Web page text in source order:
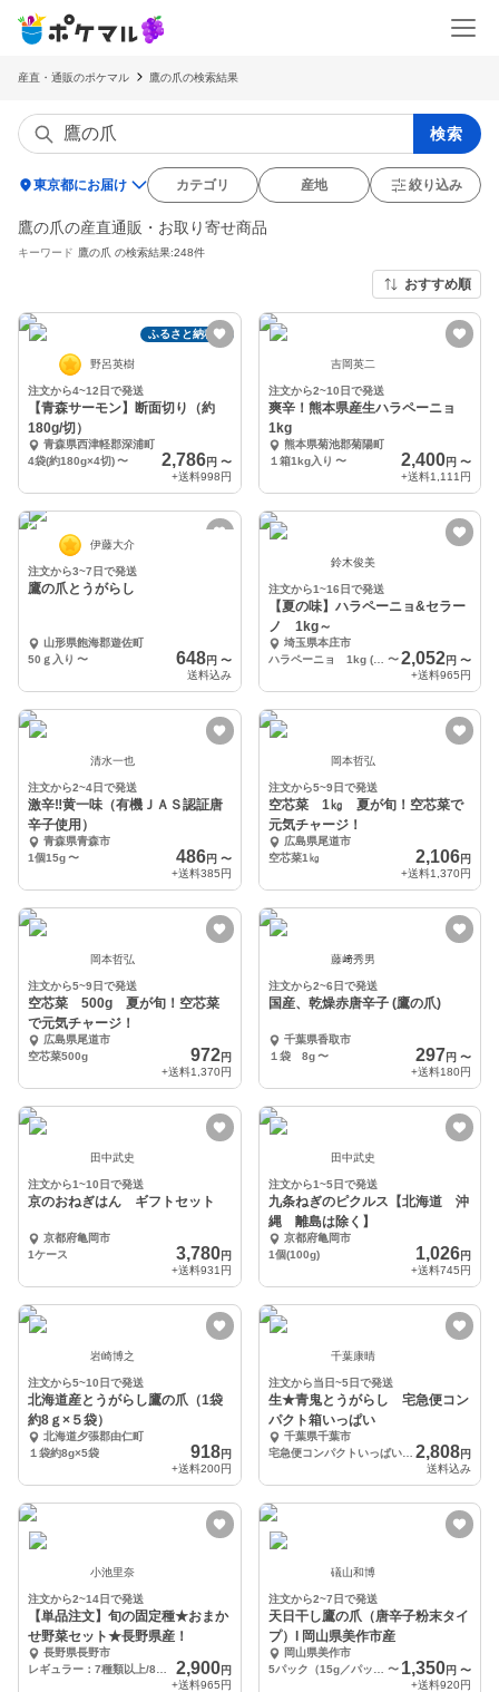
産直・通販のポケマル 鷹の爪の検索結果
検索
location_on東京都にお届け カテゴリ 産地 絞り込み
鷹の爪の産直通販・お取り寄せ商品
キーワード 鷹の爪 の検索結果:248件
おすすめ順
ふるさと納税可
野呂英樹
注文から4~12日で発送
【青森サーモン】断面切り（約
180g/切）
青森県西津軽郡深浦町
4袋(約180g×4切)〜 2,786円 〜
+送料998円
吉岡英二
注文から2~10日で発送
爽辛！熊本県産生ハラペーニョ
1kg
熊本県菊池郡菊陽町
１箱1kg入り 〜 2,400円 〜
+送料1,111円
伊藤大介
注文から3~7日で発送
鷹の爪とうがらし
山形県飽海郡遊佐町
50ｇ入り 〜 648円 〜
送料込み
鈴木俊美
注文から1~16日で発送
【夏の味】ハラペーニョ&セラー
ノ 1kg～
埼玉県本庄市
ハラペーニョ 1kg (個体の大きさによりますが40-80くらい)
〜2,052円 〜
+送料965円
清水一也
注文から2~4日で発送
激辛‼️黄一味（有機ＪＡＳ認証唐
辛子使用）
青森県青森市
1個15g〜 486円 〜
+送料385円
岡本哲弘
注文から5~9日で発送
空芯菜 1㎏ 夏が旬！空芯菜で
元気チャージ！
広島県尾道市
空芯菜1㎏
2,106円
+送料1,370円
岡本哲弘
注文から5~9日で発送
空芯菜 500g 夏が旬！空芯菜
で元気チャージ！
広島県尾道市
空芯菜500g
972円
+送料1,370円
藤﨑秀男
注文から2~6日で発送
国産、乾燥赤唐辛子 (鷹の爪)
千葉県香取市
１袋 8g 〜 297円 〜
+送料180円
田中武史
注文から1~10日で発送
京のおねぎはん ギフトセット
京都府亀岡市
1ケース
3,780円
+送料931円
田中武史
注文から1~5日で発送
九条ねぎのピクルス【北海道 沖
縄 離島は除く】
京都府亀岡市
1個(100g)
1,026円
+送料745円
岩崎博之
注文から5~10日で発送
北海道産とうがらし鷹の爪（1袋
約8ｇ×５袋）
北海道夕張郡由仁町
１袋約8g×5袋
918円
+送料200円
千葉康晴
注文から当日~5日で発送
生★青鬼とうがらし 宅急便コン
パクト箱いっぱい
千葉県千葉市
宅急便コンパクトいっぱい（およそ900ｇ）
2,808円
送料込み
小池里奈
注文から2~14日で発送
【単品注文】旬の固定種★おまか
せ野菜セット★長野県産！
長野県長野市
2,900円
+送料965円
礒山和博
注文から2~7日で発送
天日干し鷹の爪（唐辛子粉末タイ
プ）l 岡山県美作市産
岡山県美作市
〜 1,350円 〜
+送料920円